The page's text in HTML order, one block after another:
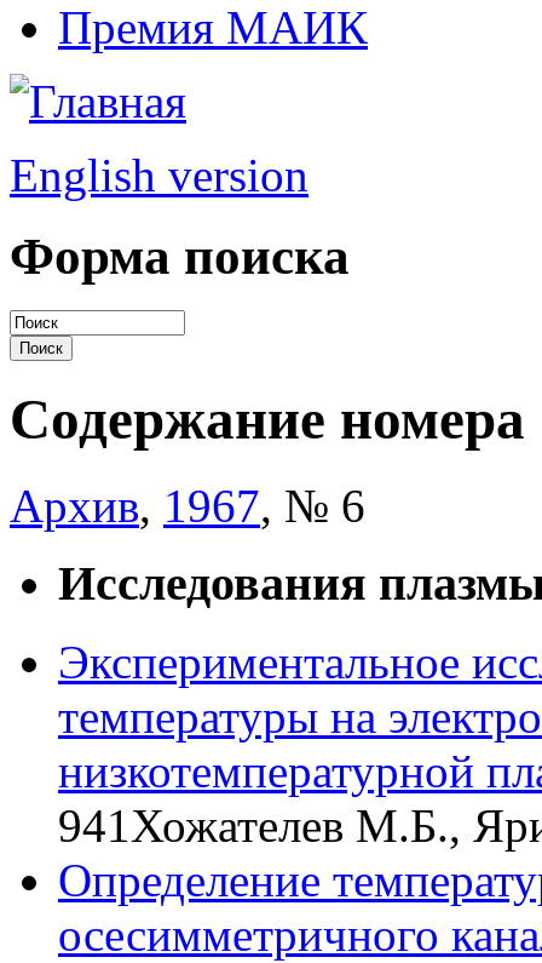
Премия МАИК
English version
Форма поиска
Содержание номера
Архив, 1967, № 6
Исследования
Экспериментальное
температуры на
низкотемпературной
941Хожателев М.Б.,
Определение
осесимметричного